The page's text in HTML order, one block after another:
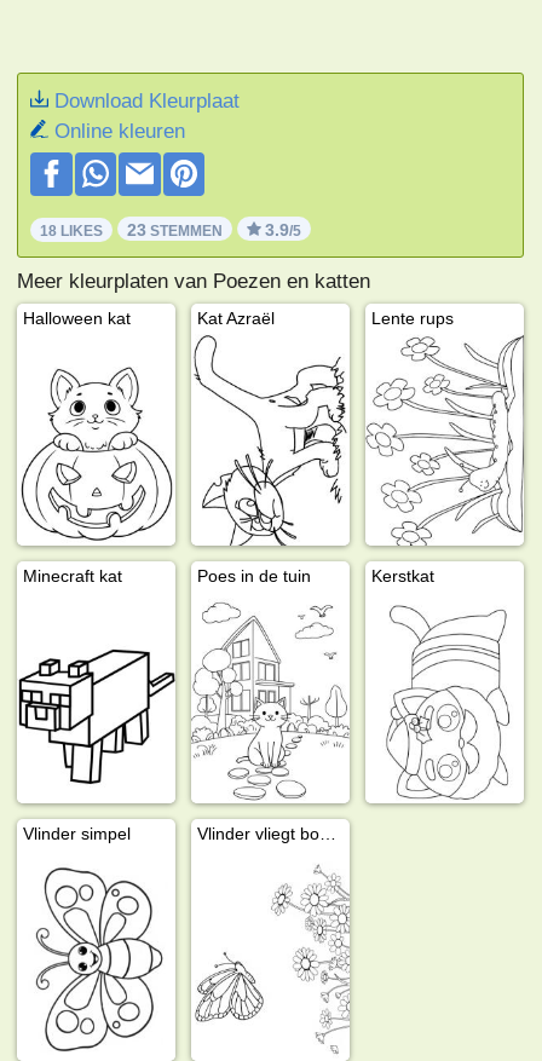
Download Kleurplaat
Online kleuren
18 LIKES 23 STEMMEN 3.9/5
Meer kleurplaten van Poezen en katten
Halloween kat Kat Azraël Lente rups
Minecraft kat Poes in de tuin Kerstkat
Vlinder simpel